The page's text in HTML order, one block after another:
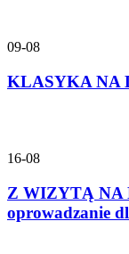
09-08
KLASYKA NA
16-08
Z WIZYTĄ NA
oprowadzanie